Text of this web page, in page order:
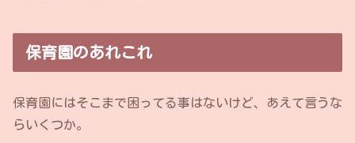
保育園のあれこれ
保育園にはそこまで困ってる事はないけど、あえて言うな
らいくつか。